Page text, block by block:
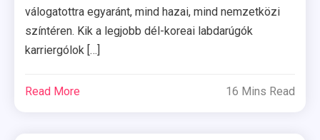
válogatottra egyaránt, mind hazai, mind nemzetközi
színtéren. Kik a legjobb dél-koreai labdarúgók
karriergólok […]
Read More 16 Mins Read